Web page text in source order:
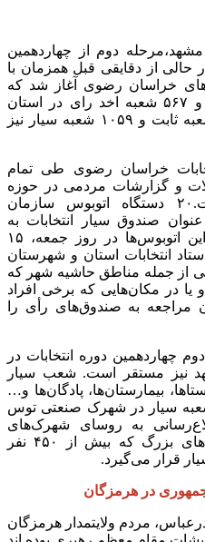
دوم از چهاردهمین
حالی از دقایقی قبل همزمان با
خراسان رضوی آغاز شد که
همانند مرحله اول تعداد ۴ هزار و ۵۶۷ شعبه اخد رای در استان
مستقر است و ۳ هزار و ۵۰۸ شعبه ثابت و ۱۰۵۹ شعبه سیار نیز
ستاد انتخابات خراسان رضوی طی تمام
و گزارشات مردمی در حوزه
اشکالات اجرایی انتخابات است.۲۰ دستگاه اتوبوس سازمان
صندوق سیار انتخابات به
صورت ویژه فعال خواهند بود. این اتوبوس‌ها در روز جمعه، ۱۵
انتخابات استان و شهرستان
از جمله مناطق حاشیه شهر که
یا در مکان‌هایی که برخی افراد
مراجعه به صندوق‌های رأی را
چهاردهمین دوره انتخابات در
نیز مستقر است. شعب سیار
بیمارستان‌ها، پادگان‌ها و…
سیار در شهرک صنعتی توس
به روسای شهرک‌های
صنعتی انجام شده و در کارگاه‌های بزرگ که بیش‌ از ۴۵۰ نفر
قرار می‌گیرد.
جمهوری در هرمزگان
مردم ولایتمدار هرمزگان